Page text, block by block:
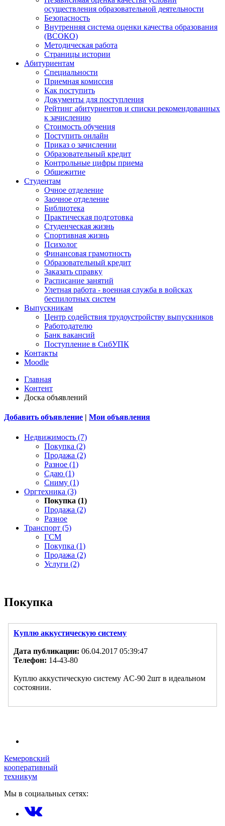
осуществления образовательной деятельности
Безопасность
Внутренняя система оценки качества образования
(ВСОКО)
Методическая работа
Страницы истории
Абитуриентам
Специальности
Приемная комиссия
Как поступить
Документы для поступления
Рейтинг абитуриентов и списки рекомендованных
к зачислению
Стоимость обучения
Поступить онлайн
Приказ о зачислении
Образовательный кредит
Контрольные цифры приема
Общежитие
Студентам
Очное отделение
Заочное отделение
Библиотека
Практическая подготовка
Студенческая жизнь
Спортивная жизнь
Психолог
Финансовая грамотность
Образовательный кредит
Заказать справку
Расписание занятий
Улетная работа - военная служба в войсках
беспилотных систем
Выпускникам
Центр содействия трудоустройству выпускников
Работодателю
Банк вакансий
Поступление в СибУПК
Контакты
Moodle
Главная
Контент
Доска объявлений
Добавить объявление | Мои объявления
Недвижимость (7)
Покупка (2)
Продажа (2)
Разное (1)
Сдаю (1)
Сниму (1)
Оргтехника (3)
Покупка (1)
Продажа (2)
Разное
Транспорт (5)
ГСМ
Покупка (1)
Продажа (2)
Услуги (2)
Покупка
Куплю аккустическую систему
Дата публикации: 06.04.2017 05:39:47
Телефон: 14-43-80
Куплю аккустическую систему AC-90 2шт в идеальном
состоянии.
Кемеровский
кооперативный
техникум
Мы в социальных сетях: